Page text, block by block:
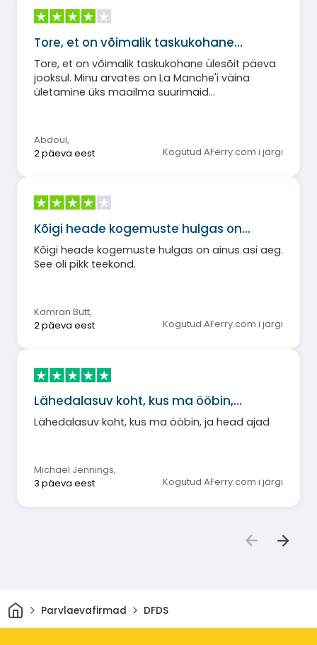
Tore, et on võimalik taskukohane…
Tore, et on võimalik taskukohane ülesõit päeva
jooksul. Minu arvates on La Manche'i väina
ületamine üks maailma suurimaid
Miks maksab edasi-tagasi ülesõit üle 100 või
200? Kus on mastaabisääst? Ärge isegi
alustage Eurostari hindadest.
Abdoul,
2 päeva eest
Kogutud AFerry.com i järgi
Kõigi heade kogemuste hulgas on…
Kõigi heade kogemuste hulgas on ainus asi aeg.
See oli pikk teekond.
Kamran Butt,
2 päeva eest
Kogutud AFerry.com i järgi
Lähedalasuv koht, kus ma ööbin,…
Lähedalasuv koht, kus ma ööbin, ja head ajad
Michael Jennings,
3 päeva eest
Kogutud AFerry.com i järgi
Avaleht
Parvlaevafirmad DFDS